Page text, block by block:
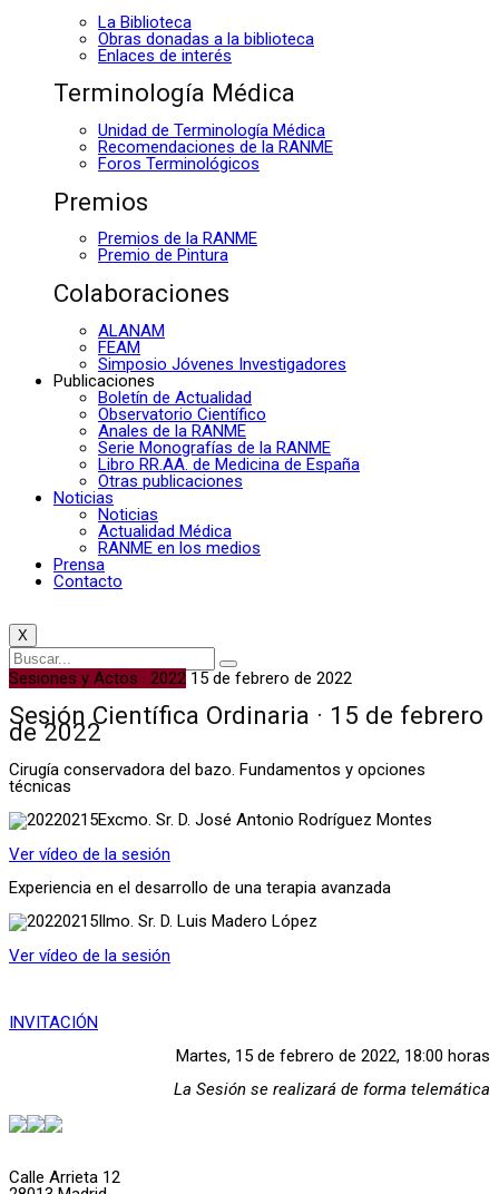
La Biblioteca
Obras donadas a la biblioteca
Enlaces de interés
Terminología Médica
Unidad de Terminología Médica
Recomendaciones de la RANME
Foros Terminológicos
Premios
Premios de la RANME
Premio de Pintura
Colaboraciones
ALANAM
FEAM
Simposio Jóvenes Investigadores
Publicaciones
Boletín de Actualidad
Observatorio Científico
Anales de la RANME
Serie Monografías de la RANME
Libro RR.AA. de Medicina de España
Otras publicaciones
Noticias
Noticias
Actualidad Médica
RANME en los medios
Prensa
Contacto
X
Sesiones y Actos · 2022 15 de febrero de 2022
Sesión Científica Ordinaria · 15 de febrero
de 2022
Cirugía conservadora del bazo. Fundamentos y opciones
técnicas
Excmo. Sr. D. José Antonio Rodríguez Montes
Ver vídeo de la sesión
Experiencia en el desarrollo de una terapia avanzada
Ilmo. Sr. D. Luis Madero López
Ver vídeo de la sesión
INVITACIÓN
Martes, 15 de febrero de 2022, 18:00 horas
La Sesión se realizará de forma telemática
Calle Arrieta 12